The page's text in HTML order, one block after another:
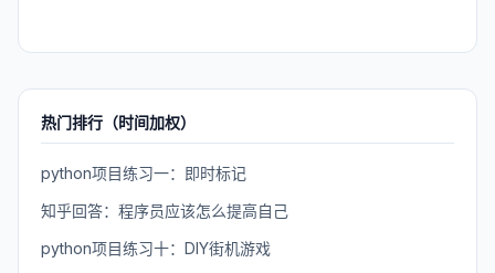
热门排行（时间加权）
python项目练习一：即时标记
知乎回答：程序员应该怎么提高自己
python项目练习十：DIY街机游戏